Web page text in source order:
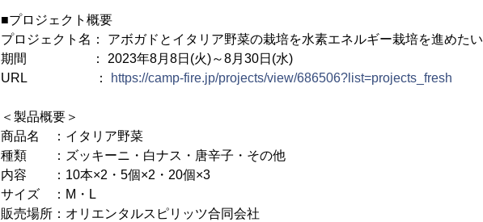
■プロジェクト概要
プロジェクト名： アボガドとイタリア野菜の栽培を水素エネルギー栽培を進めたい
期間 ： 2023年8月8日(火)～8月30日(水)
URL ：
https://camp-fire.jp/projects/view/686506?list=projects_fresh
＜製品概要＞
商品名 ：イタリア野菜
種類 ：ズッキーニ・白ナス・唐辛子・その他
内容 ：10本×2・5個×2・20個×3
サイズ ：M・L
販売場所：オリエンタルスピリッツ合同会社